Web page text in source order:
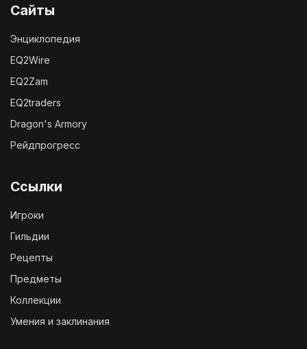
Сайты
Энциклопедия
EQ2Wire
EQ2Zam
EQ2traders
Dragon's Armory
Рейдпрогресс
Ссылки
Игроки
Гильдии
Рецепты
Предметы
Коллекции
Умения и заклинания